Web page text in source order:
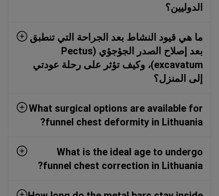
الدوليين؟
ما هي قيود النشاط بعد الجراحة التي تنطبق
بعد إصلاح الصدر الجؤجؤي (Pectus
excavatum)، وكيف تؤثر على رحلة عودتي
إلى المنزل؟
What surgical options are available for
funnel chest deformity in Lithuania?
What is the ideal age to undergo
funnel chest correction in Lithuania?